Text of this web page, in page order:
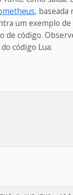
,
um exemplo
código.
código Lua: